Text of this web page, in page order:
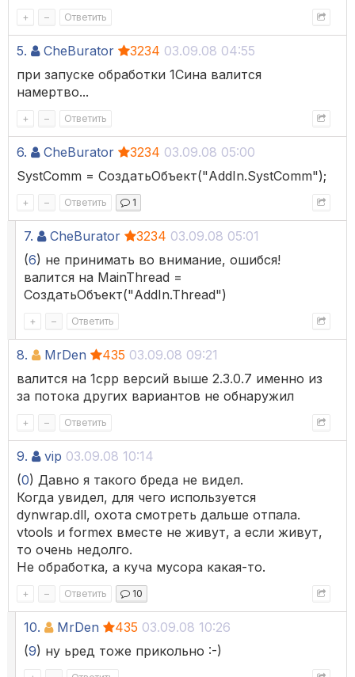
+ – Ответить
5. CheBurator 3234 03.09.08 04:55
при запуске обработки 1Сина валится
намертво...
+ – Ответить
6. CheBurator 3234 03.09.08 05:00
SystComm = СоздатьОбъект("AddIn.SystComm");
+ – Ответить 1
7. CheBurator 3234 03.09.08 05:01
(6) не принимать во внимание, ошибся!
валится на MainThread =
СоздатьОбъект("AddIn.Thread")
+ – Ответить
8. MrDen 435 03.09.08 09:21
валится на 1cpp версий выше 2.3.0.7 именно из
за потока других вариантов не обнаружил
+ – Ответить
9. vip 03.09.08 10:14
(0) Давно я такого бреда не видел.
Когда увидел, для чего используется
dynwrap.dll, охота смотреть дальше отпала.
vtools и formex вместе не живут, а если живут,
то очень недолго.
Не обработка, а куча мусора какая-то.
+ – Ответить 10
10. MrDen 435 03.09.08 10:26
(9) ну ьред тоже прикольно :-)